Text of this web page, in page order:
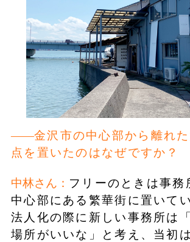
金沢市の中心部から離れ
点を置いたのはなぜですか？
中林さん： フリーのときは事務
中心部にある繁華街に置いて
法人化の際に新しい事務所は
場所がいいな」と考え、当初